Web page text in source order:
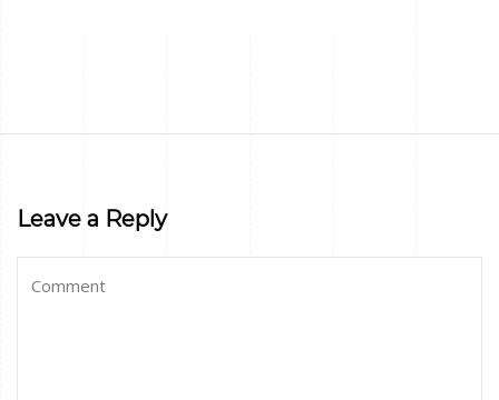
Leave a Reply